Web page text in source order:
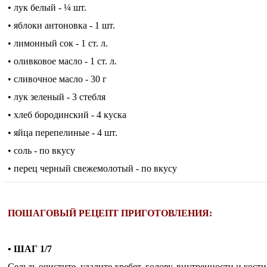
• лук белый - ¼ шт.
• яблоки антоновка - 1 шт.
• лимонный сок - 1 ст. л.
• оливковое масло - 1 ст. л.
• сливочное масло - 30 г
• лук зеленый - 3 стебля
• хлеб бородинский - 4 куска
• яйца перепелиные - 4 шт.
• соль - по вкусу
• перец черный свежемолотый - по вкусу
ПОШАГОВЫЙ РЕЦЕПТ ПРИГОТОВЛЕНИЯ:
• ШАГ 1/7